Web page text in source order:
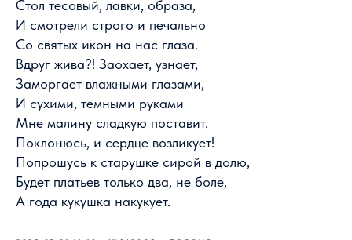
Стол тесовый, лавки, образа,
И смотрели строго и печально
Со святых икон на нас глаза.
Вдруг жива?! Заохает, узнает,
Заморгает влажными глазами,
И сухими, темными руками
Мне малину сладкую поставит.
Поклонюсь, и сердце возликует!
Попрошусь к старушке сирой в долю,
Будет платьев только два, не боле,
А года кукушка накукует.